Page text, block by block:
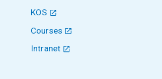
KOS
Courses
Intranet